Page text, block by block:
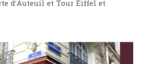
d’Auteuil et Tour Eiffel et